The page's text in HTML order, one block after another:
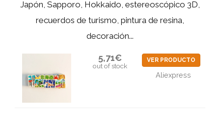
Japón, Sapporo, Hokkaido, estereoscópico 3D,
recuerdos de turismo, pintura de resina,
decoración...
5,71€
out of stock
VER PRODUCTO
Aliexpress